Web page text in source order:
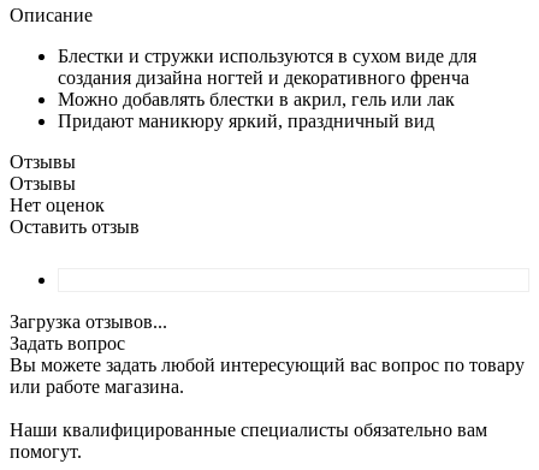
Описание
Блестки и стружки используются в сухом виде для
создания дизайна ногтей и декоративного френча
Можно добавлять блестки в акрил, гель или лак
Придают маникюру яркий, праздничный вид
Отзывы
Отзывы
Нет оценок
Оставить отзыв
Загрузка отзывов...
Задать вопрос
Вы можете задать любой интересующий вас вопрос по товару
или работе магазина.
Наши квалифицированные специалисты обязательно вам
помогут.